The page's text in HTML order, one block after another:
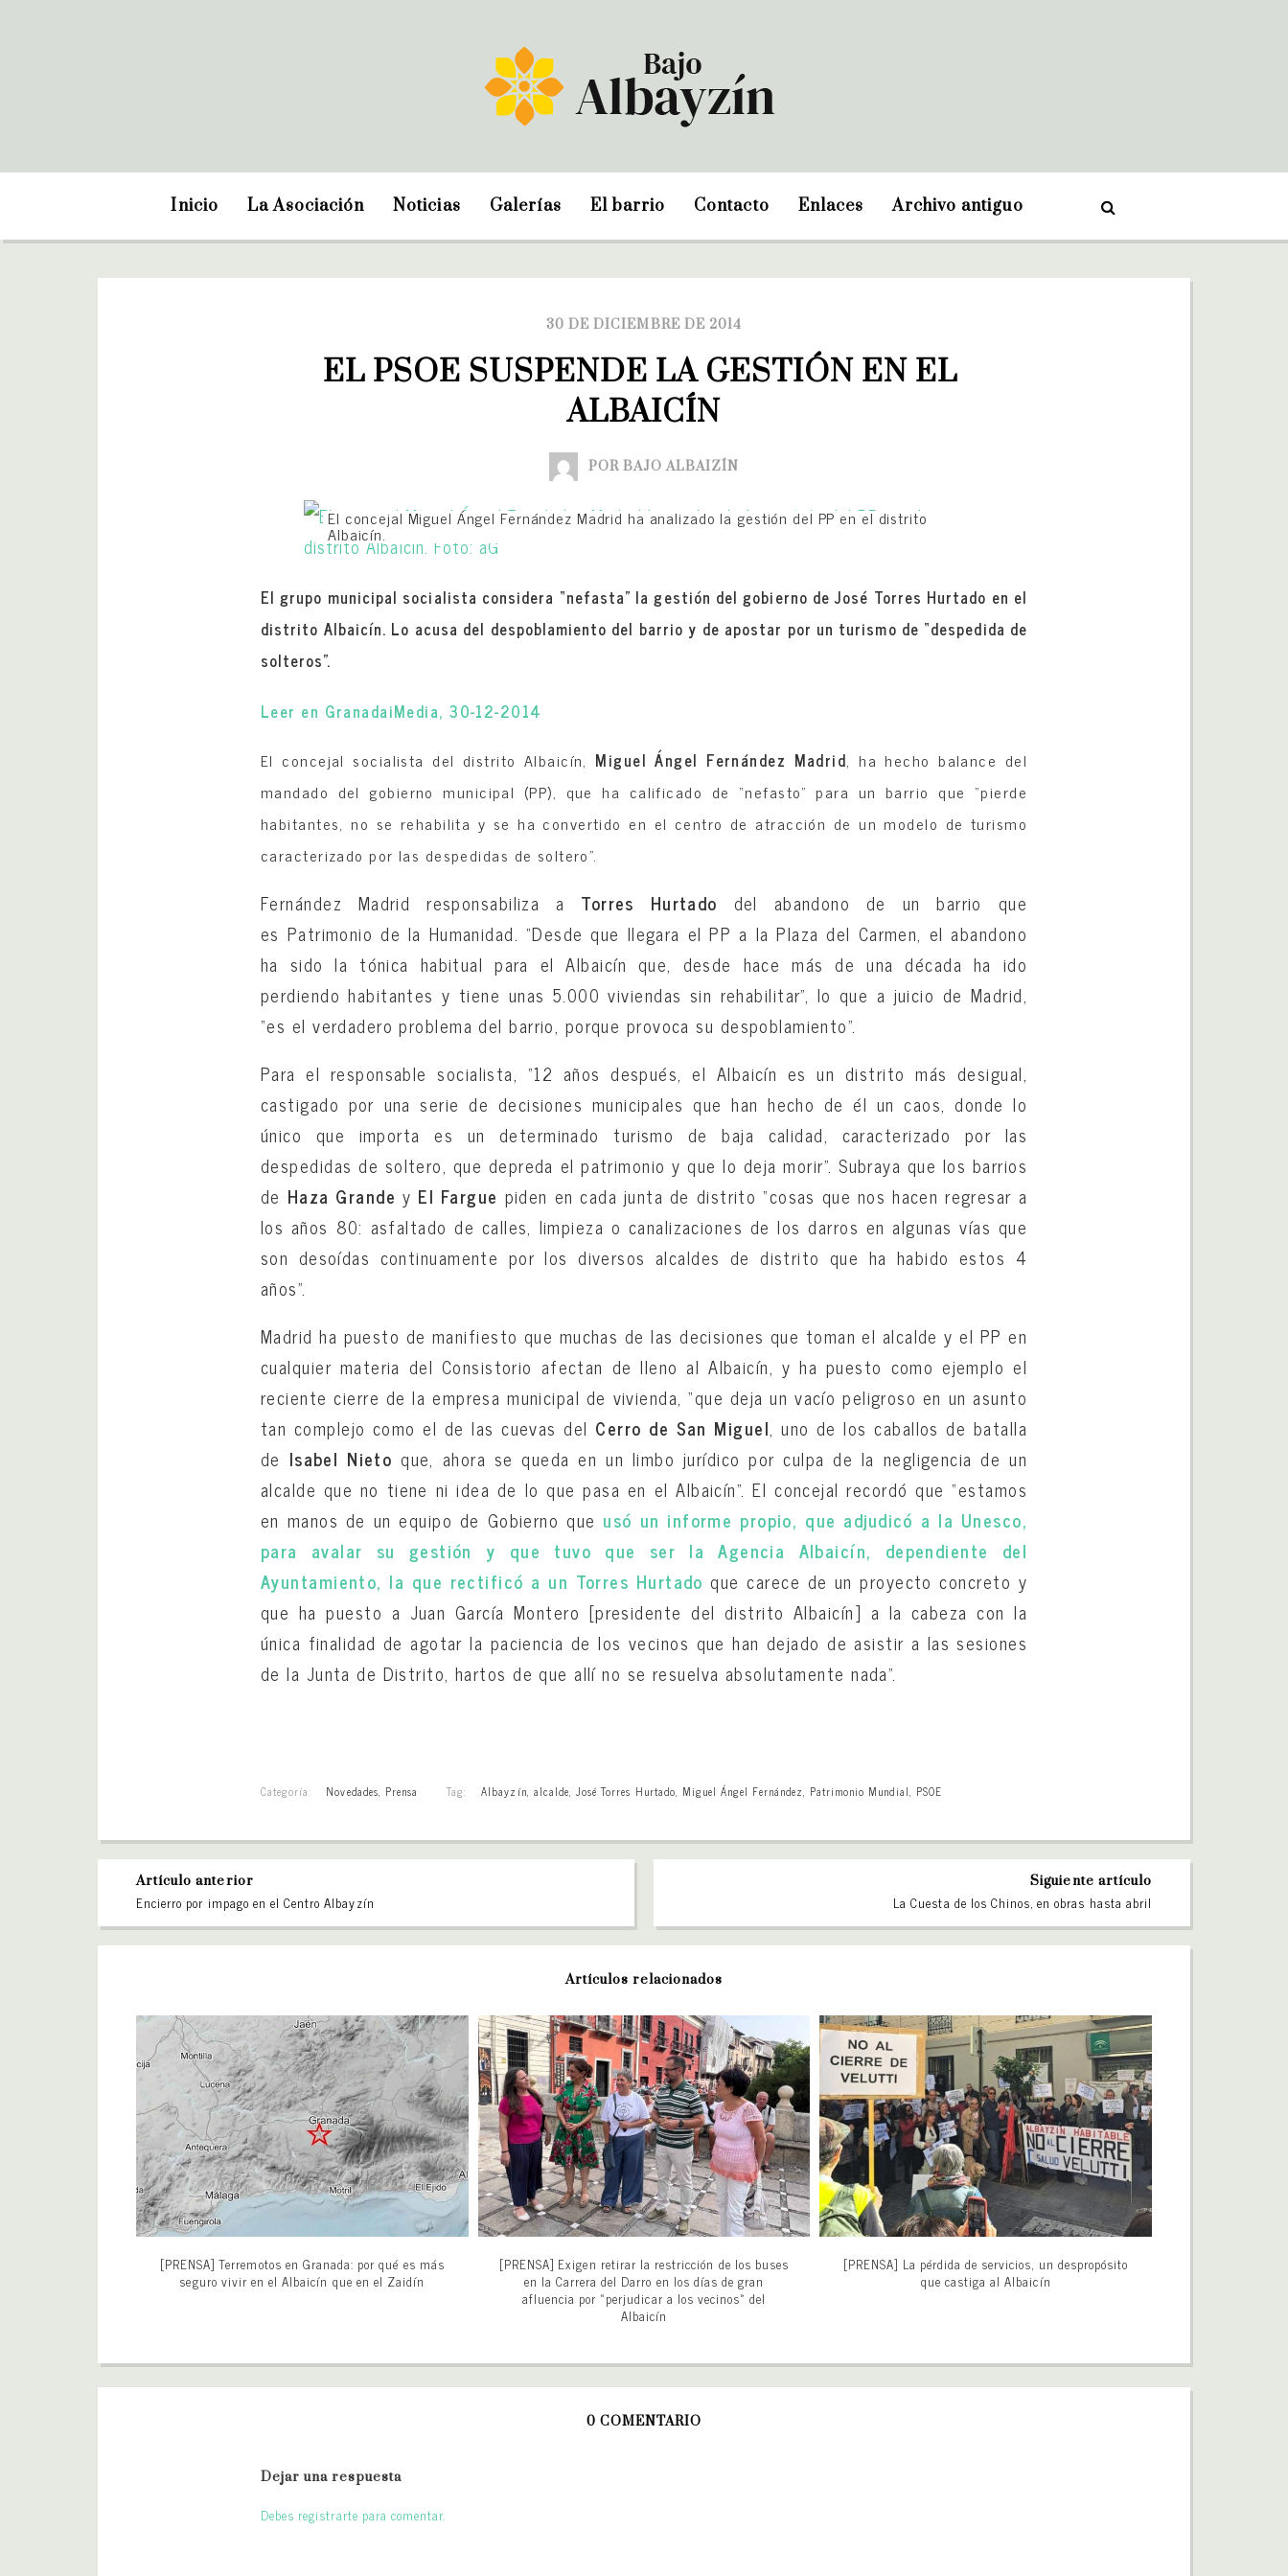
Inicio La Asociación Noticias Galerías El barrio Contacto Enlaces Archivo antiguo
30 DE DICIEMBRE DE 2014
EL PSOE SUSPENDE LA GESTIÓN EN EL
ALBAICÍN
POR BAJO ALBAIZÍN
El concejal Miguel Ángel Fernández Madrid ha analizado la gestión del PP en el distrito
Albaicín.
El grupo municipal socialista considera “nefasta” la gestión del gobierno de José Torres Hurtado en el
distrito Albaicín. Lo acusa del despoblamiento del barrio y de apostar por un turismo de “despedida de
solteros”.
Leer en GranadaiMedia, 30-12-2014
El concejal socialista del distrito Albaicín, Miguel Ángel Fernández Madrid, ha hecho balance del
mandado del gobierno municipal (PP), que ha calificado de “nefasto” para un barrio que “pierde
habitantes, no se rehabilita y se ha convertido en el centro de atracción de un modelo de turismo
caracterizado por las despedidas de soltero”.
Fernández Madrid responsabiliza a Torres Hurtado del abandono de un barrio que
es Patrimonio de la Humanidad. “Desde que llegara el PP a la Plaza del Carmen, el abandono
ha sido la tónica habitual para el Albaicín que, desde hace más de una década ha ido
perdiendo habitantes y tiene unas 5.000 viviendas sin rehabilitar”, lo que a juicio de Madrid,
“es el verdadero problema del barrio, porque provoca su despoblamiento”.
Para el responsable socialista, “12 años después, el Albaicín es un distrito más desigual,
castigado por una serie de decisiones municipales que han hecho de él un caos, donde lo
único que importa es un determinado turismo de baja calidad, caracterizado por las
despedidas de soltero, que depreda el patrimonio y que lo deja morir”. Subraya que los barrios
de Haza Grande y El Fargue piden en cada junta de distrito “cosas que nos hacen regresar a
los años 80: asfaltado de calles, limpieza o canalizaciones de los darros en algunas vías que
son desoídas continuamente por los diversos alcaldes de distrito que ha habido estos 4
años”.
Madrid ha puesto de manifiesto que muchas de las decisiones que toman el alcalde y el PP en
cualquier materia del Consistorio afectan de lleno al Albaicín, y ha puesto como ejemplo el
reciente cierre de la empresa municipal de vivienda, “que deja un vacío peligroso en un asunto
tan complejo como el de las cuevas del Cerro de San Miguel, uno de los caballos de batalla
de Isabel Nieto que, ahora se queda en un limbo jurídico por culpa de la negligencia de un
alcalde que no tiene ni idea de lo que pasa en el Albaicín”. El concejal recordó que “estamos
en manos de un equipo de Gobierno que usó un informe propio, que adjudicó a la Unesco,
para avalar su gestión y que tuvo que ser la Agencia Albaicín, dependiente del
Ayuntamiento, la que rectificó a un Torres Hurtado que carece de un proyecto concreto y
que ha puesto a Juan García Montero [presidente del distrito Albaicín] a la cabeza con la
única finalidad de agotar la paciencia de los vecinos que han dejado de asistir a las sesiones
de la Junta de Distrito, hartos de que allí no se resuelva absolutamente nada”.
Categoría: Novedades Prensa Tag: Albayzín alcalde ,José Torres Hurtado Miguel Ángel Fernández Patrimonio Mundial PSOE
Artículo anterior
Encierro por impago en el Centro Albayzín
Siguiente artículo
La Cuesta de los Chinos, en obras hasta abril
Artículos relacionados
[PRENSA] Terremotos en Granada: por qué es más
seguro vivir en el Albaicín que en el Zaidín
[PRENSA] Exigen retirar la restricción de los buses
en la Carrera del Darro en los días de gran
afluencia por «perjudicar a los vecinos» del
Albaicín
[PRENSA] La pérdida de servicios, un despropósito
que castiga al Albaicín
0 COMENTARIO
Dejar una respuesta
Debes registrarte para comentar.